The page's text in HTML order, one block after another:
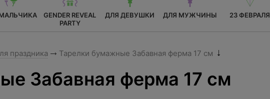
GENDER REVEAL
PARTY
ДЛЯ ДЕВУШКИ ДЛЯ МУЖЧИНЫ 23 ФЕВРАЛЯ
праздника Тарелки бумажные Забавная ферма 17 см
Забавная ферма 17 см